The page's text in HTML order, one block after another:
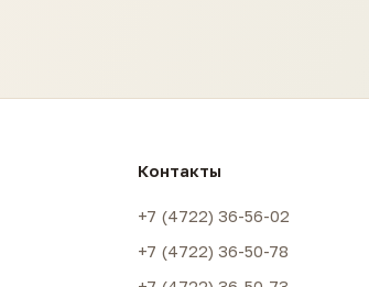
Контакты
+7 (4722) 36-56-02
+7 (4722) 36-50-78